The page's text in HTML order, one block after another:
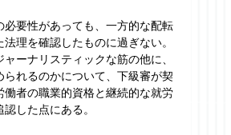
要性があっても、一方的な配転
理を確認したものに過ぎない。
ーナリスティックな筋の他に、
れるのかについて、下級審が契
者の職業的資格と継続的な就労
した点にある。